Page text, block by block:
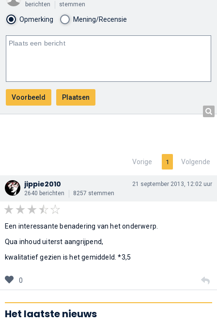
berichten stemmen
Opmerking Mening/Recensie
Vorige 1 Volgende
jippie2010
2640 berichten 8257 stemmen
21 september 2013, 12:02 uur
Een interessante benadering van het onderwerp.
Qua inhoud uiterst aangrijpend,
kwalitatief gezien is het gemiddeld. *3,5
0
Het laatste nieuws